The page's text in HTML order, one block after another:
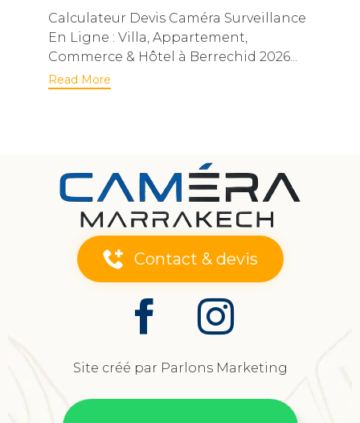
Calculateur Devis Caméra Surveillance
En Ligne : Villa, Appartement,
Commerce & Hôtel à Berrechid 2026...
Read More
Contact & devis
Site créé par Parlons Marketing